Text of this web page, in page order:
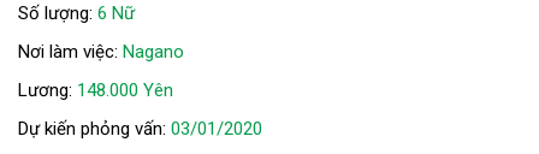
Số lượng: 6 Nữ
Nơi làm việc: Nagano
Lương: 148.000 Yên
Dự kiến phỏng vấn: 03/01/2020